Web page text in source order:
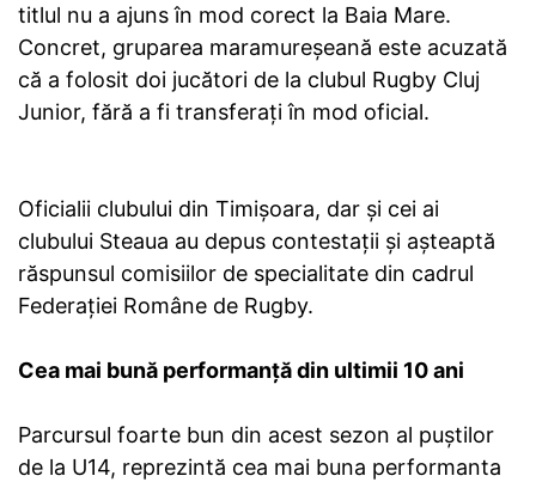
titlul nu a ajuns în mod corect la Baia Mare.
Concret, gruparea maramureșeană este acuzată
că a folosit doi jucători de la clubul Rugby Cluj
Junior, fără a fi transferați în mod oficial.
Oficialii clubului din Timișoara, dar și cei ai
clubului Steaua au depus contestații și așteaptă
răspunsul comisiilor de specialitate din cadrul
Federației Române de Rugby.
Cea mai bună performanță din ultimii 10 ani
Parcursul foarte bun din acest sezon al puștilor
de la U14, reprezintă cea mai buna performanta